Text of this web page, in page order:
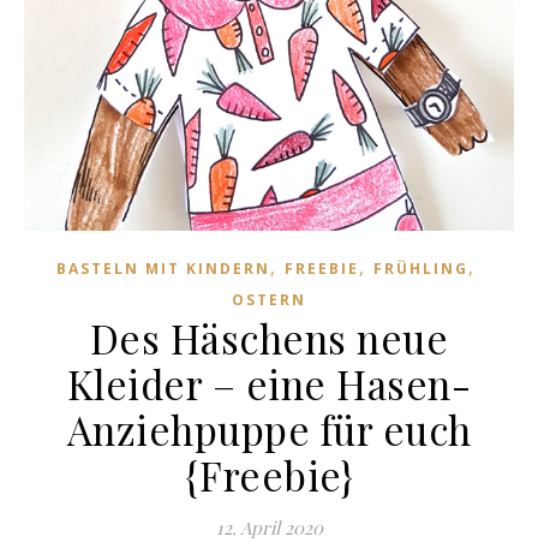
BASTELN MIT KINDERN , FREEBIE , FRÜHLING ,
OSTERN
Des Häschens neue
Kleider – eine Hasen-
Anziehpuppe für euch
{Freebie}
12. April 2020